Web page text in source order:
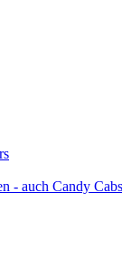
- auch Candy Cabs